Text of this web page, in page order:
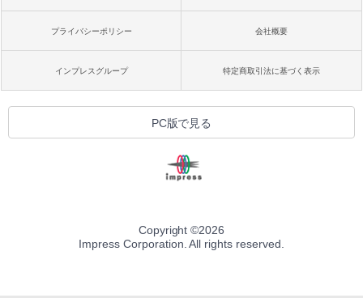
プライバシーポリシー 会社概要
インプレスグループ 特定商取引法に基づく表示
PC版で見る
Copyright ©2026
Impress Corporation. All rights reserved.